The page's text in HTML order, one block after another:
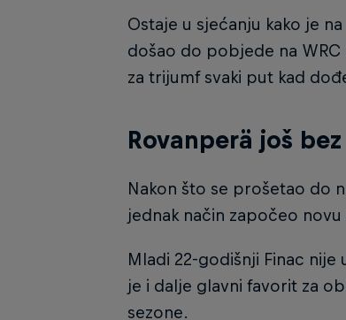
Ostaje u sjećanju kako je
došao do pobjede na
za trijumf svaki put kad
Rovanperä još
Nakon što se prošetao do
jednak način započeo
Mladi 22-godišnji Finac nije
je i dalje glavni favorit za
sezone.